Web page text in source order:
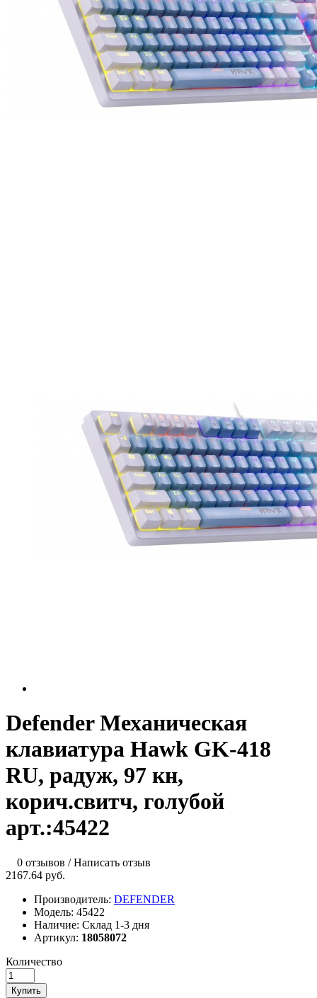
Defender Механическая
клавиатура Hawk GK-418
RU, радуж, 97 кн,
корич.свитч, голубой
арт.:45422
0 отзывов /Написать отзыв
2167.64 руб.
Производитель: DEFENDER
Модель: 45422
Наличие: Склад 1-3 дня
Артикул: 18058072
Количество
Купить